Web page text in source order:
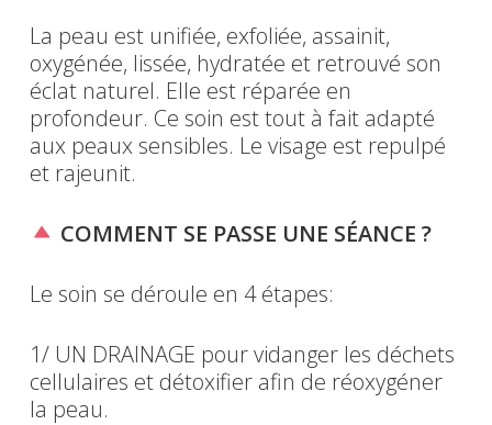
La peau est unifiée, exfoliée, assainit,
oxygénée, lissée, hydratée et retrouvé son
éclat naturel. Elle est réparée en
profondeur. Ce soin est tout à fait adapté
aux peaux sensibles. Le visage est repulpé
et rajeunit.
COMMENT SE PASSE UNE SÉANCE ?
Le soin se déroule en 4 étapes:
1/ UN DRAINAGE pour vidanger les déchets
cellulaires et détoxifier afin de réoxygéner
la peau.